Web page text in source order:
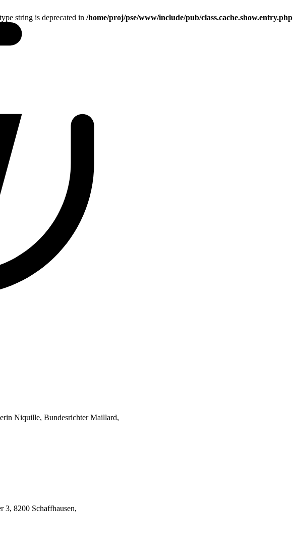
string is deprecated in /home/proj/pse/www/include/pub/class.cache.show.entry.php
Niquille, Bundesrichter Maillard,
3, 8200 Schaffhausen,